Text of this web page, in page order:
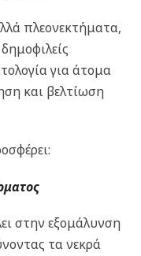
πλεονεκτήματα,
για άτομα
και βελτίωση
στην εξομάλυνση
τα νεκρά